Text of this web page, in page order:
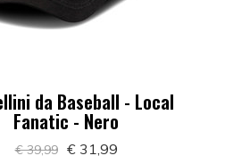
da Baseball - Local
Fanatic - Nero
€ 39,99 € 31,99